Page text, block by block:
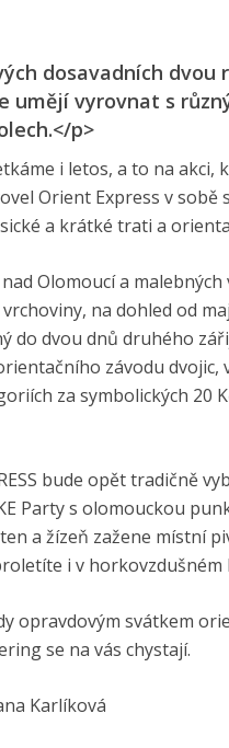
dosavadních
umějí vyrovnat s
p>
i letos, a to na
Orient Express v
a krátké trati a
Olomoucí a
na dohled od
do dvou dnů druhého
závodu
za symbolických 20
bude opět tradičně
Party s olomouckou
a žízeň zažene místní
i v horkovzdušném
opravdovým svátkem
se na vás chystají.
Karlíková